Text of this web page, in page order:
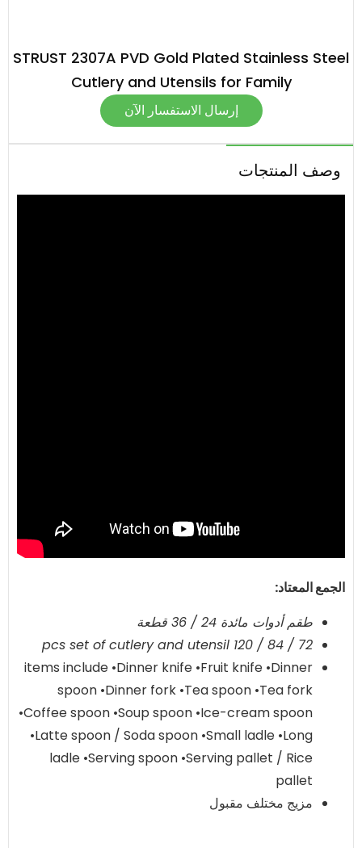
STRUST 2307A PVD Gold Plated Stainless Steel
Cutlery and Utensils for Family
إرسال الاستفسار الآن
وصف المنتجات
الجمع المعتاد:
طقم أدوات مائدة 24 / 36 قطعة
72 / 84 / 120 pcs set of cutlery and utensil
items include •Dinner knife •Fruit knife •Dinner
spoon •Dinner fork •Tea spoon •Tea fork
•Coffee spoon •Soup spoon •Ice-cream spoon
•Latte spoon / Soda spoon •Small ladle •Long
ladle •Serving spoon •Serving pallet / Rice
pallet
مزيج مختلف مقبول